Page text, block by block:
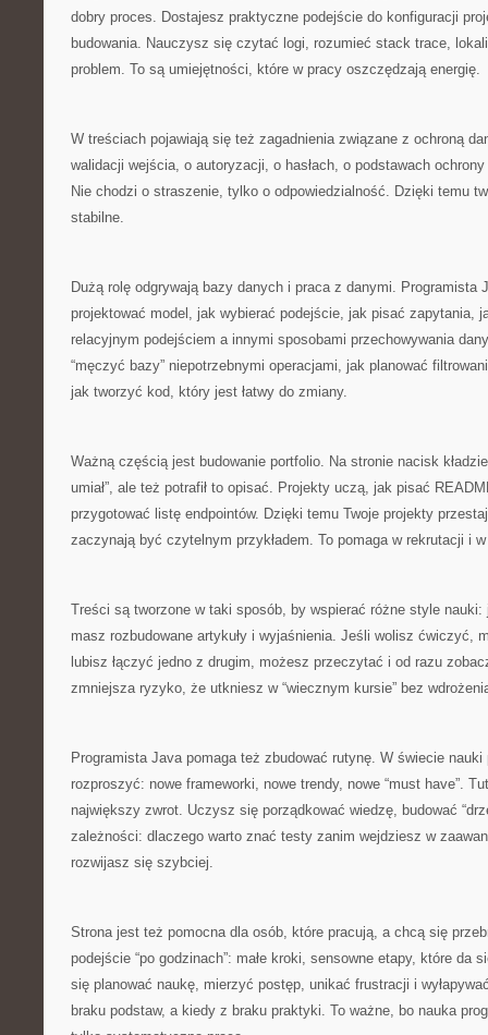
dobry proces. Dostajesz praktyczne podejście do konfiguracji
budowania. Nauczysz się czytać logi, rozumieć stack trace,
problem. To są umiejętności, które w pracy oszczędzają energię.
W treściach pojawiają się też zagadnienia związane z ochroną
walidacji wejścia, o autoryzacji, o hasłach, o podstawach
Nie chodzi o straszenie, tylko o odpowiedzialność. Dzięki temu
stabilne.
Dużą rolę odgrywają bazy danych i praca z danymi. Programista
projektować model, jak wybierać podejście, jak pisać zapytania,
relacyjnym podejściem a innymi sposobami przechowywania
“męczyć bazy” niepotrzebnymi operacjami, jak planować
jak tworzyć kod, który jest łatwy do zmiany.
Ważną częścią jest budowanie portfolio. Na stronie nacisk
umiał”, ale też potrafił to opisać. Projekty uczą, jak pisać
przygotować listę endpointów. Dzięki temu Twoje projekty
zaczynają być czytelnym przykładem. To pomaga w rekrutacji i
Treści są tworzone w taki sposób, by wspierać różne style
masz rozbudowane artykuły i wyjaśnienia. Jeśli wolisz ćwiczyć,
lubisz łączyć jedno z drugim, możesz przeczytać i od razu
zmniejsza ryzyko, że utkniesz w “wiecznym kursie” bez
Programista Java pomaga też zbudować rutynę. W świecie nauki
rozproszyć: nowe frameworki, nowe trendy, nowe “must have”.
największy zwrot. Uczysz się porządkować wiedzę, budować
zależności: dlaczego warto znać testy zanim wejdziesz w
rozwijasz się szybciej.
Strona jest też pomocna dla osób, które pracują, a chcą się
podejście “po godzinach”: małe kroki, sensowne etapy, które da
się planować naukę, mierzyć postęp, unikać frustracji i
braku podstaw, a kiedy z braku praktyki. To ważne, bo nauka